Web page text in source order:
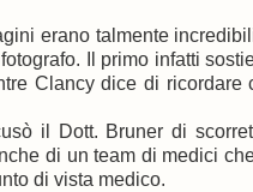
erano talmente
Il primo infatti
Clancy dice di ricordare
il Dott. Bruner di
di un team di medici
di vista medico.